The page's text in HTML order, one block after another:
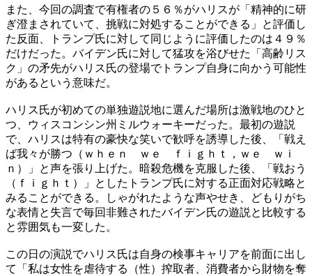
また、今回の調査で有権者の５６％がハリスが「精神的に研
ぎ澄まされていて、挑戦に対処することができる」と評価し
た反面、トランプ氏に対して同じように評価したのは４９％
だけだった。バイデン氏に対して猛攻を浴びせた「高齢リス
ク」の矛先がハリス氏の登場でトランプ自身に向かう可能性
があるという意味だ。
ハリス氏が初めての単独遊説地に選んだ場所は激戦地のひと
つ、ウィスコンシン州ミルウォーキーだった。最初の遊説
で、ハリスは特有の豪快な笑いで歓呼を誘導した後、「戦え
ば我々が勝つ（ｗｈｅｎ ｗｅ ｆｉｇｈｔ，ｗｅ ｗｉ
ｎ）」と声を張り上げた。暗殺危機を克服した後、「戦おう
（ｆｉｇｈｔ）」としたトランプ氏に対する正面対応戦略と
みることができる。しゃがれたような声やせき、どもりがち
な表情と失言で毎回非難されたバイデン氏の遊説と比較する
と雰囲気も一変した。
この日の演説でハリス氏は自身の検事キャリアを前面に出し
て「私は女性を虐待する（性）搾取者、消費者から財物を奪